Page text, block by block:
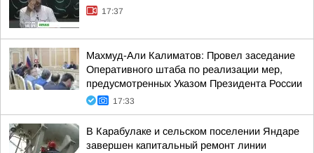
17:37
Махмуд-Али Калиматов: Провел заседание
Оперативного штаба по реализации мер,
предусмотренных Указом Президента России
17:33
В Карабулаке и сельском поселении Яндаре
завершен капитальный ремонт линии